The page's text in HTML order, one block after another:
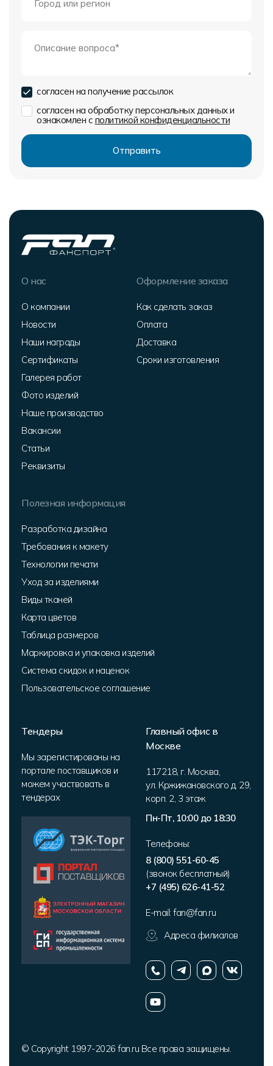
согласен на получение рассылок
согласен на обработку персональных данных и
ознакомлен с политикой конфиденциальности
О нас
О компании
Новости
Наши награды
Сертификаты
Галерея работ
Фото изделий
Наше производство
Вакансии
Статьи
Реквизиты
Оформление заказа
Как сделать заказ
Оплата
Доставка
Сроки изготовления
Полезная информация
Разработка дизайна
Требования к макету
Технологии печати
Уход за изделиями
Виды тканей
Карта цветов
Таблица размеров
Маркировка и упаковка изделий
Система скидок и наценок
Пользовательское соглашение
Тендеры
Мы зарегистированы на
портале поставщиков и
можем участвовать в
тендерах
Главный офис в
Москве
117218, г. Москва,
ул. Кржижановского д. 29,
корп. 2, 3 этаж
Пн-Пт, 10:00 до 18:30
Телефоны:
8 (800) 551-60-45
(звонок бесплатный)
+7 (495) 626-41-52
E-mail: fan@fan.ru
Адреса филиалов
© Copyright 1997-2026 fan.ru Все права защищены.